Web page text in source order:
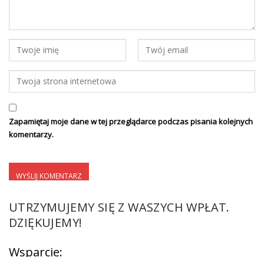
Zapamiętaj moje dane w tej przeglądarce podczas pisania kolejnych
komentarzy.
UTRZYMUJEMY SIĘ Z WASZYCH WPŁAT.
DZIĘKUJEMY!
Wsparcie: